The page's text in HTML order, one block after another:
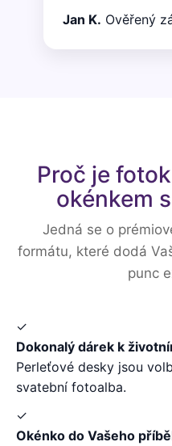
Jan K. Ověřený
Proč je
okénkem
Jedná se o
formátu, které dodá
punc
✓
Dokonalý dárek k
Perleťové desky jsou
svatební fotoalba.
✓
Okénko do Vašeho